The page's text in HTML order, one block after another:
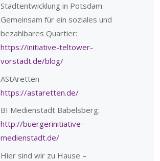
Stadtentwicklung in Potsdam:
Gemeinsam für ein soziales und
bezahlbares Quartier:
https://initiative-teltower-
vorstadt.de/blog/
AStAretten
https://astaretten.de/
BI Medienstadt Babelsberg:
http://buergerinitiative-
medienstadt.de/
Hier sind wir zu Hause –